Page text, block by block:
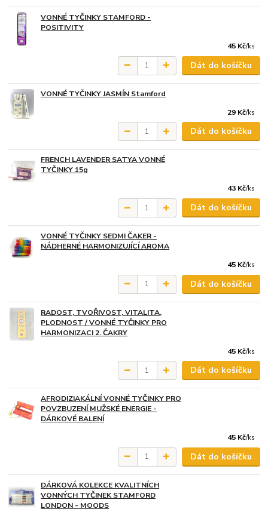
VONNÉ TYČINKY STAMFORD -
POSITIVITY
45 Kč/ks
Dát do košíčku
VONNÉ TYČINKY JASMÍN Stamford
29 Kč/ks
Dát do košíčku
FRENCH LAVENDER SATYA VONNÉ
TYČINKY 15g
43 Kč/ks
Dát do košíčku
VONNÉ TYČINKY SEDMI ČAKER -
NÁDHERNÉ HARMONIZUJÍCÍ AROMA
45 Kč/ks
Dát do košíčku
RADOST, TVOŘIVOST, VITALITA,
PLODNOST / VONNÉ TYČINKY PRO
HARMONIZACI 2. ČAKRY
45 Kč/ks
Dát do košíčku
AFRODIZIAKÁLNÍ VONNÉ TYČINKY PRO
POVZBUZENÍ MUŽSKÉ ENERGIE -
DÁRKOVÉ BALENÍ
45 Kč/ks
Dát do košíčku
DÁRKOVÁ KOLEKCE KVALITNÍCH
VONNÝCH TYČINEK STAMFORD
LONDON - MOODS